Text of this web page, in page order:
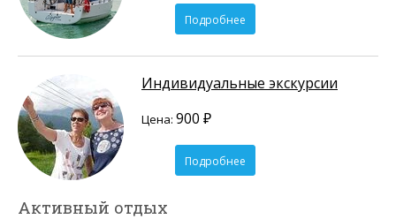
Подробнее
Индивидуальные экскурсии
Цена: 900 ₽
Подробнее
Активный отдых